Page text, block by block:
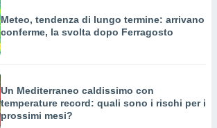
Meteo, tendenza di lungo termine: arrivano
conferme, la svolta dopo Ferragosto
Un Mediterraneo caldissimo con
temperature record: quali sono i rischi per i
prossimi mesi?